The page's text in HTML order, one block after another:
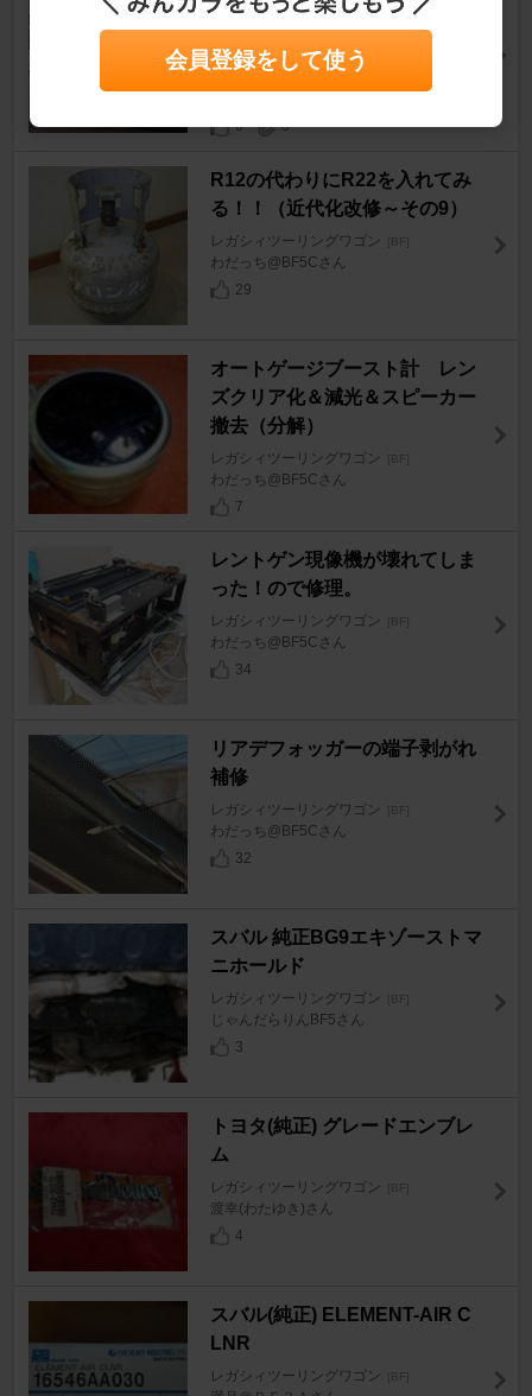
ルト、ウォーターポンプ等、交
換点検
レガシィツーリングワゴン
6
0
R12の代わりにR22を入れてみ
る！！（近代化改修～その9）
レガシィツーリングワゴン [BF]
わだっち@BF5Cさん
29
オートゲージブースト計 レン
ズクリア化＆減光＆スピーカー
撤去（分解）
レガシィツーリングワゴン [BF]
わだっち@BF5Cさん
7
レントゲン現像機が壊れてしま
った！ので修理。
レガシィツーリングワゴン [BF]
わだっち@BF5Cさん
34
リアデフォッガーの端子剥がれ
補修
レガシィツーリングワゴン [BF]
わだっち@BF5Cさん
32
スバル 純正BG9エキゾーストマ
ニホールド
レガシィツーリングワゴン [BF]
じゃんだらりんBF5さん
3
トヨタ(純正) グレードエンブレ
ム
レガシィツーリングワゴン [BF]
渡幸(わたゆき)さん
4
スバル(純正) ELEMENT-AIR C
LNR
レガシィツーリングワゴン [BF]
会員登録をして使う